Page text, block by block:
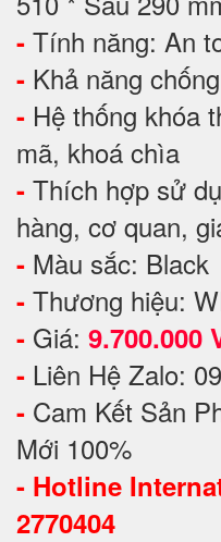
- Tính năng: An
- Khả năng
- Hệ thống khóa
mã, khoá chìa
- Thích hợp sử
hàng, cơ quan,
- Màu sắc: Black
- Thương hiệu:
- Giá: 9.700.000
- Liên Hệ Zalo:
- Cam Kết Sản
Mới 100%
- Hotline
2770404